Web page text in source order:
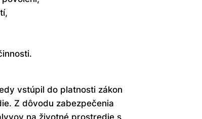
vstúpil do platnosti zákon
Z dôvodu zabezpečenia